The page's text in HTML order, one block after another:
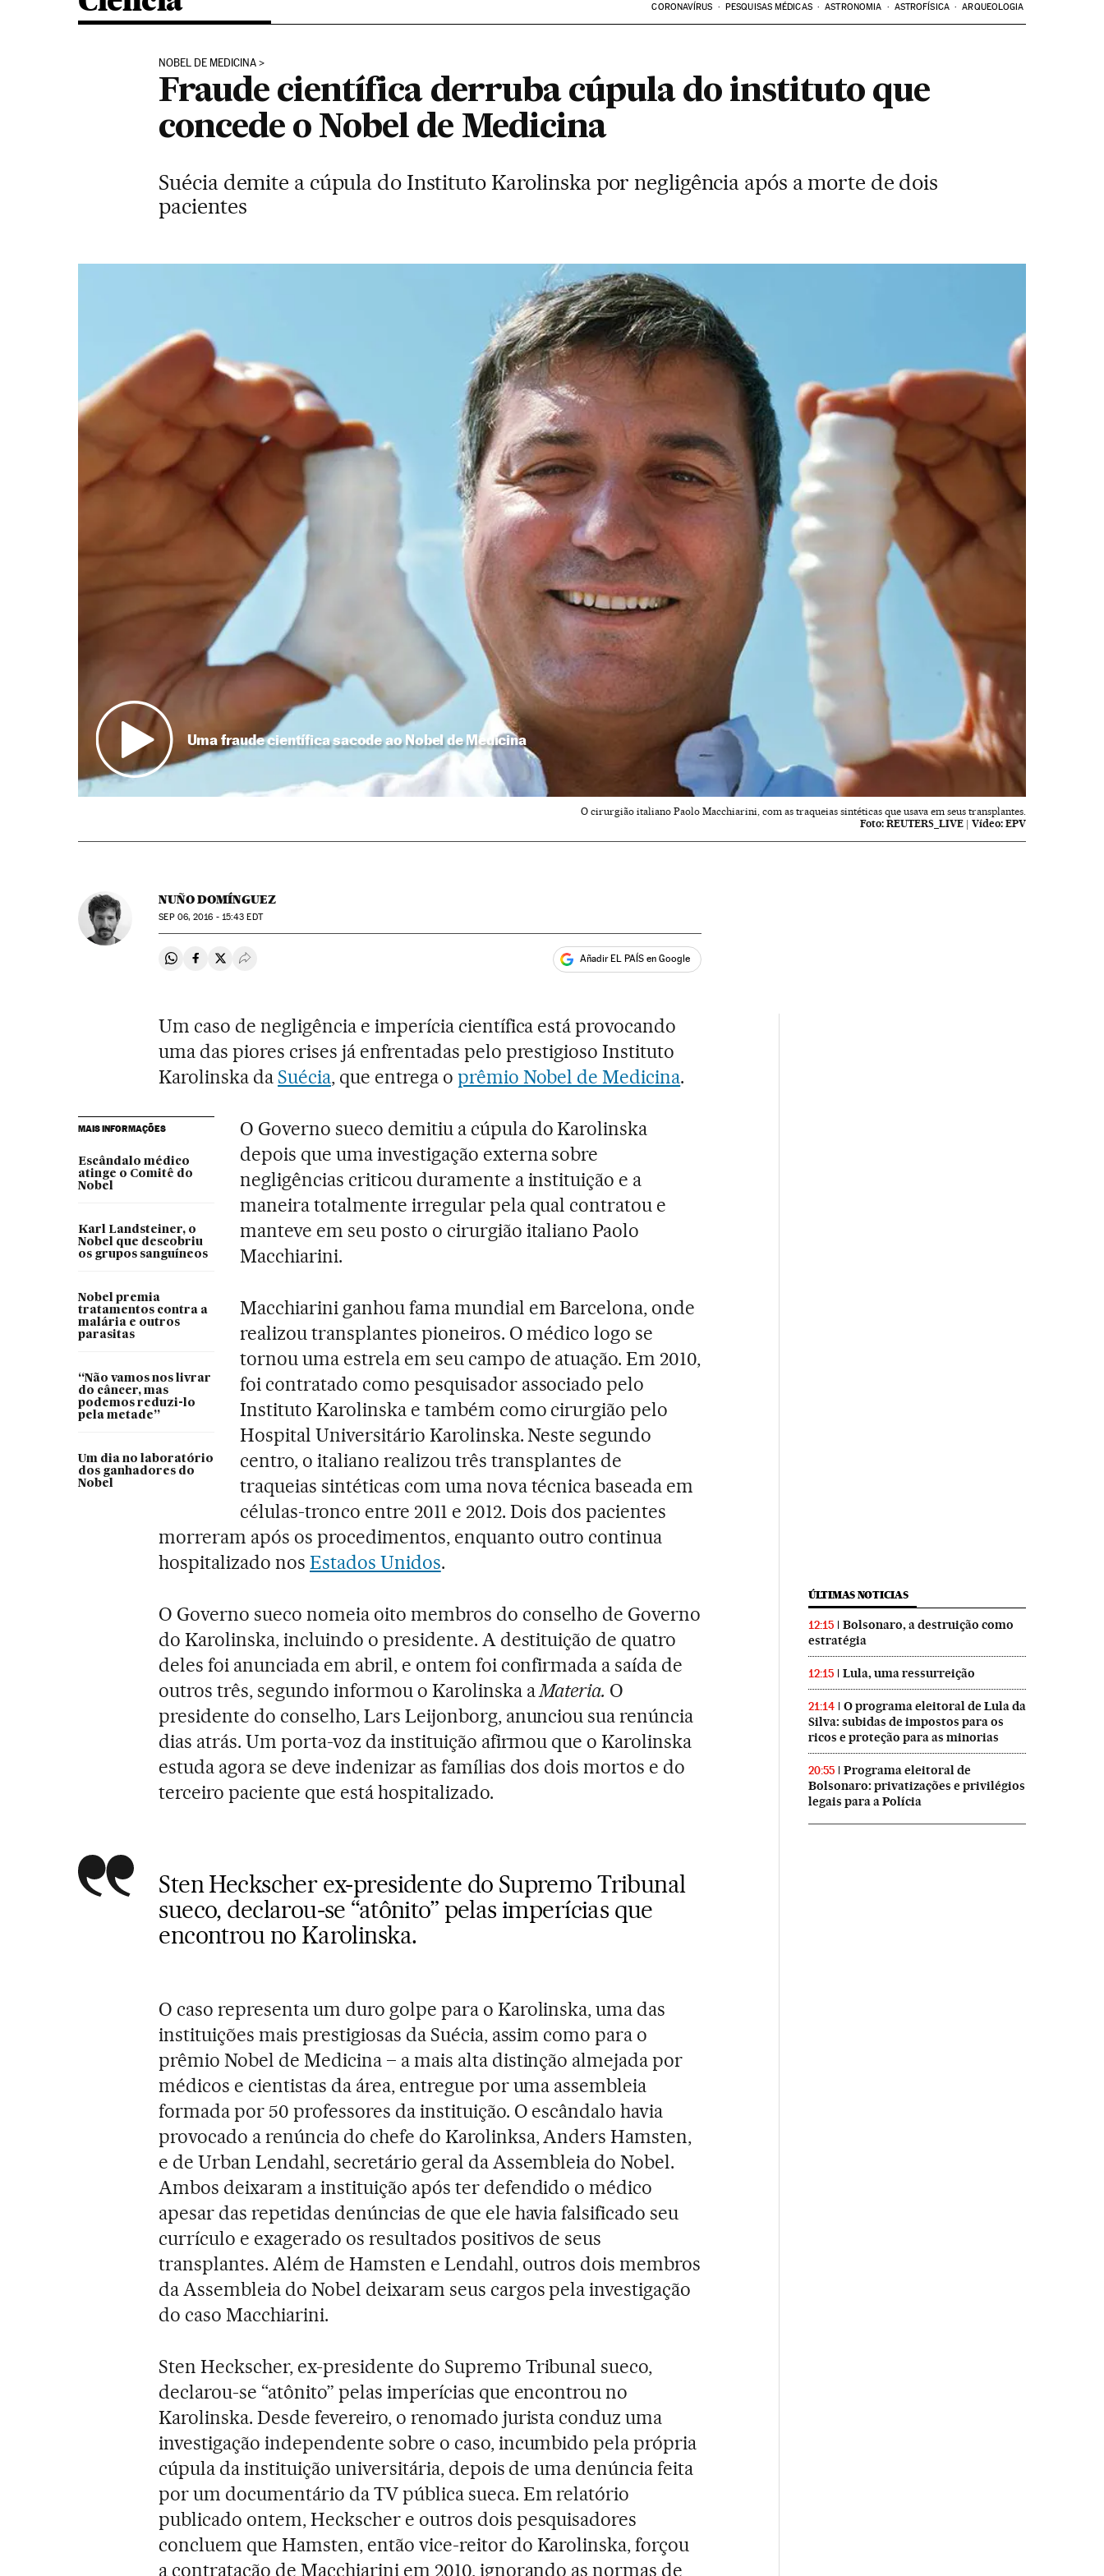
CORONAVÍRUS PESQUISAS MÉDICAS ASTRONOMIA ASTROFÍSICA ARQUEOLOGIA
NOBEL DE MEDICINA
Fraude científica derruba cúpula do instituto que
concede o Nobel de Medicina
Suécia demite a cúpula do Instituto Karolinska por negligência após a morte de dois
pacientes
Uma fraude científica sacode ao Nobel de Medicina
O cirurgião italiano Paolo Macchiarini, com as traqueias sintéticas que usava em seus transplantes.
Foto: REUTERS_LIVE |Vídeo: EPV
NUÑO DOMÍNGUEZ
SEP06, 2016 - 15:43 EDT
Compartir en Whatsapp
Compartir en Facebook
Compartir en Twitter
Desplegar Redes Sociales Añadir EL PAÍS en Google
Um caso de negligência e imperícia científica está provocando
uma das piores crises já enfrentadas pelo prestigioso Instituto
Karolinska da Suécia, que entrega o prêmio Nobel de Medicina.
MAIS INFORMAÇÕES
Escândalo médico
atinge o Comitê do
Nobel
Karl Landsteiner, o
Nobel que descobriu
os grupos sanguíneos
Nobel premia
tratamentos contra a
malária e outros
parasitas
“Não vamos nos livrar
do câncer, mas
podemos reduzi-lo
pela metade”
Um dia no laboratório
dos ganhadores do
Nobel
O Governo sueco demitiu a cúpula do Karolinska
depois que uma investigação externa sobre
negligências criticou duramente a instituição e a
maneira totalmente irregular pela qual contratou e
manteve em seu posto o cirurgião italiano Paolo
Macchiarini.
Macchiarini ganhou fama mundial em Barcelona, onde
realizou transplantes pioneiros. O médico logo se
tornou uma estrela em seu campo de atuação. Em 2010,
foi contratado como pesquisador associado pelo
Instituto Karolinska e também como cirurgião pelo
Hospital Universitário Karolinska. Neste segundo
centro, o italiano realizou três transplantes de
traqueias sintéticas com uma nova técnica baseada em
células-tronco entre 2011 e 2012. Dois dos pacientes
morreram após os procedimentos, enquanto outro continua
hospitalizado nos Estados Unidos.
O Governo sueco nomeia oito membros do conselho de Governo
do Karolinska, incluindo o presidente. A destituição de quatro
deles foi anunciada em abril, e ontem foi confirmada a saída de
outros três, segundo informou o Karolinska aMateria. O
presidente do conselho, Lars Leijonborg, anunciou sua renúncia
dias atrás. Um porta-voz da instituição afirmou que o Karolinska
estuda agora se deve indenizar as famílias dos dois mortos e do
terceiro paciente que está hospitalizado.
Sten Heckscher ex-presidente do Supremo Tribunal
sueco, declarou-se “atônito” pelas imperícias que
encontrou no Karolinska.
O caso representa um duro golpe para o Karolinska, uma das
instituições mais prestigiosas da Suécia, assim como para o
prêmio Nobel de Medicina – a mais alta distinção almejada por
médicos e cientistas da área, entregue por uma assembleia
formada por 50 professores da instituição. O escândalo havia
provocado a renúncia do chefe do Karolinksa, Anders Hamsten,
e de Urban Lendahl, secretário geral da Assembleia do Nobel.
Ambos deixaram a instituição após ter defendido o médico
apesar das repetidas denúncias de que ele havia falsificado seu
currículo e exagerado os resultados positivos de seus
transplantes. Além de Hamsten e Lendahl, outros dois membros
da Assembleia do Nobel deixaram seus cargos pela investigação
do caso Macchiarini.
Sten Heckscher, ex-presidente do Supremo Tribunal sueco,
declarou-se “atônito” pelas imperícias que encontrou no
Karolinska. Desde fevereiro, o renomado jurista conduz uma
investigação independente sobre o caso, incumbido pela própria
cúpula da instituição universitária, depois de uma denúncia feita
por um documentário da TV pública sueca. Em relatório
publicado ontem, Heckscher e outros dois pesquisadores
concluem que Hamsten, então vice-reitor do Karolinska, forçou
a contratação de Macchiarini em 2010, ignorando as normas de
ÚLTIMAS NOTICIAS
12:15
Bolsonaro, a destruição como
estratégia
12:15 Lula, uma ressurreição
21:14
O programa eleitoral de Lula da
Silva: subidas de impostos para os
ricos e proteção para as minorias
20:55
Programa eleitoral de
Bolsonaro: privatizações e privilégios
legais para a Polícia